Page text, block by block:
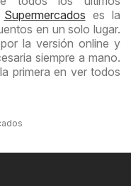
Supermercados es la
en un solo lugar.
la versión online y
siempre a mano.
primera en ver todos